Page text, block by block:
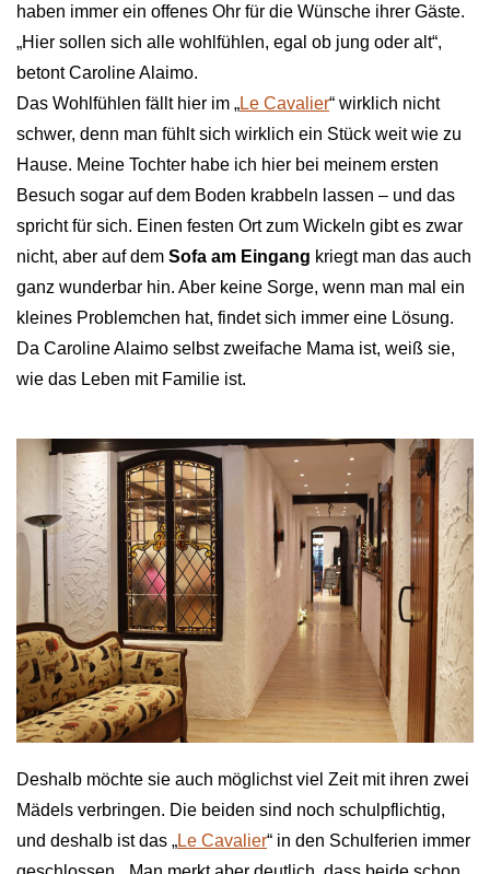
haben immer ein offenes Ohr für die Wünsche ihrer Gäste.
„Hier sollen sich alle wohlfühlen, egal ob jung oder alt“,
betont Caroline Alaimo.
Das Wohlfühlen fällt hier im „Le Cavalier“ wirklich nicht
schwer, denn man fühlt sich wirklich ein Stück weit wie zu
Hause. Meine Tochter habe ich hier bei meinem ersten
Besuch sogar auf dem Boden krabbeln lassen – und das
spricht für sich. Einen festen Ort zum Wickeln gibt es zwar
nicht, aber auf dem Sofa am Eingang kriegt man das auch
ganz wunderbar hin. Aber keine Sorge, wenn man mal ein
kleines Problemchen hat, findet sich immer eine Lösung.
Da Caroline Alaimo selbst zweifache Mama ist, weiß sie,
wie das Leben mit Familie ist.
Deshalb möchte sie auch möglichst viel Zeit mit ihren zwei
Mädels verbringen. Die beiden sind noch schulpflichtig,
und deshalb ist das „Le Cavalier“ in den Schulferien immer